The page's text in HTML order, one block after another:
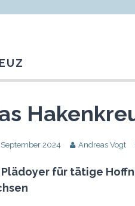
2024 Andreas Vogt
Plädoyer für tätige